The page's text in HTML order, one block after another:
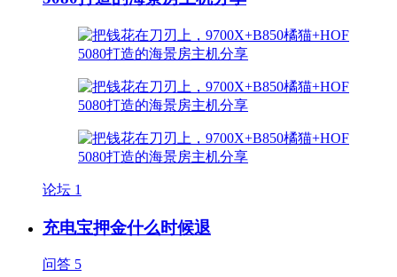
论坛 1
充电宝押金什么时候退
问答 5